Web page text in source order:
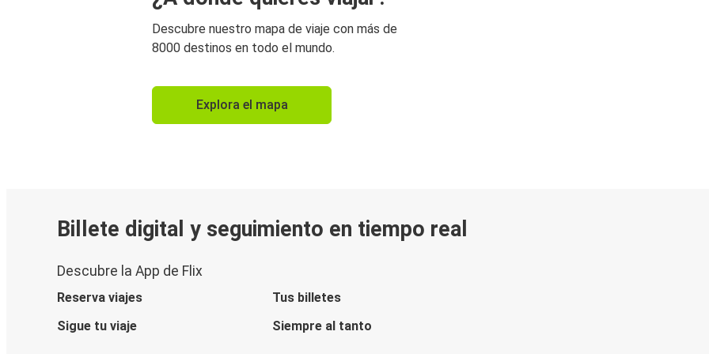
Descubre nuestro mapa de viaje con más de
8000 destinos en todo el mundo.
Explora el mapa
Billete digital y seguimiento en tiempo real
Descubre la App de Flix
Reserva viajes
Tus billetes
Sigue tu viaje
Siempre al tanto